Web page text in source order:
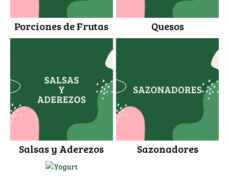
Porciones de Frutas Quesos
Salsas y Aderezos Sazonadores